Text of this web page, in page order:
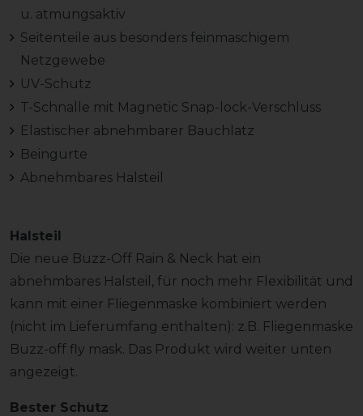
u. atmungsaktiv
Seitenteile aus besonders feinmaschigem
Netzgewebe
UV-Schutz
T-Schnalle mit Magnetic Snap-lock-Verschluss
Elastischer abnehmbarer Bauchlatz
Beingurte
Abnehmbares Halsteil
Halsteil
Die neue Buzz-Off Rain & Neck hat ein
abnehmbares Halsteil, für noch mehr Flexibilität und
kann mit einer Fliegenmaske kombiniert werden
(nicht im Lieferumfang enthalten): z.B. Fliegenmaske
Buzz-off fly mask. Das Produkt wird weiter unten
angezeigt.
Bester Schutz